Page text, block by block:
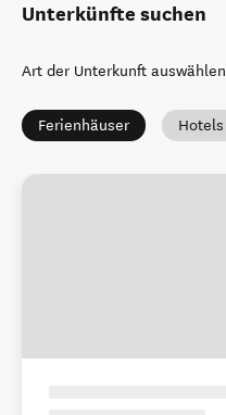
Unterkünfte suchen
Art der Unterkunft auswählen
Ferienhäuser Hotels